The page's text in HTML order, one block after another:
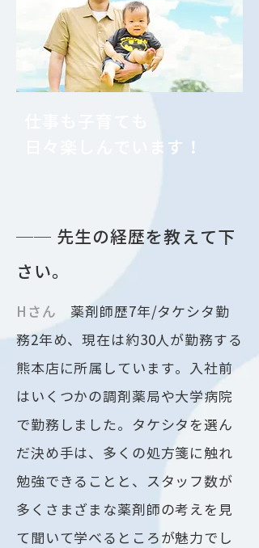
​日々楽しんでいます！
── 先生の経歴を教えて下
さい。
​Hさん 薬剤師歴7年/タケシタ勤
務2年め、現在は約30人が勤務する
熊本店に所属しています。入社前
はいくつかの調剤薬局や大学病院
で勤務しました。タケシタを選ん
だ決め手は、多くの処方箋に触れ
勉強できることと、スタッフ数が
多くさまざまな薬剤師の考えを見
て聞いて学べるところが魅力でし